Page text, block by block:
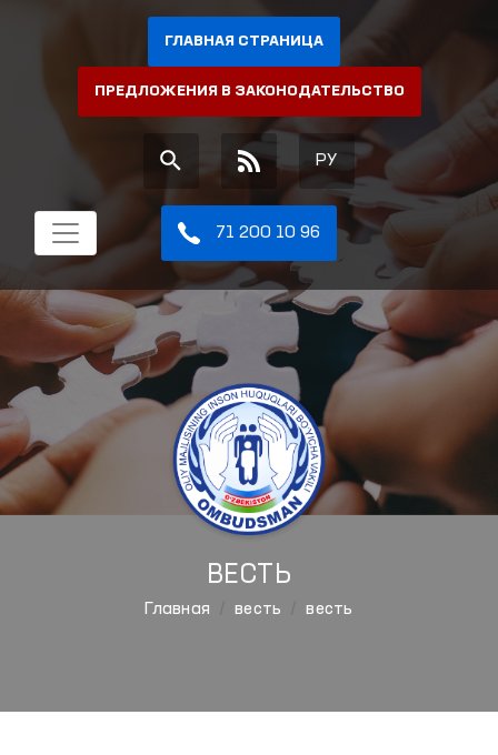
ГЛАВНАЯ СТРАНИЦА
ПРЕДЛОЖЕНИЯ В ЗАКОНОДАТЕЛЬСТВО
РУ
71 200 10 96
ВЕСТЬ
Главная весть весть